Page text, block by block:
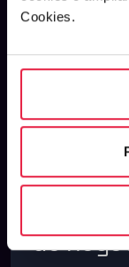
Cookies.
MIO
nueva
de